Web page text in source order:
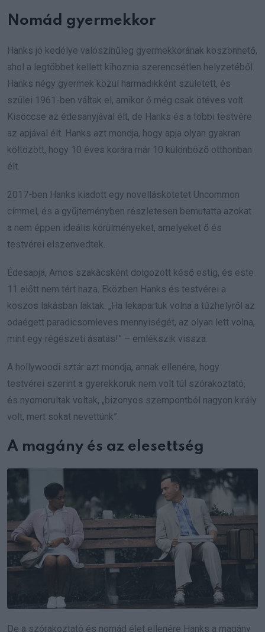
Nomád gyermekkor
Hanks jó kedélye valószínűleg gyermekkorának köszönhető,
ahol a legtöbbet kellett kihoznia szerencsétlen helyzetéből.
Hanks négy gyermek közül harmadikként született, és
szülei 1961-ben váltak el, amikor ő még csak ötéves volt.
Kisöccse az édesanyjával élt, de Hanks és a többi testvére
az apjával élt. Hanks azt mondja, hogy apja olyan gyakran
költözött, hogy 10 éves korára már 10 különböző otthonban
élt.
2017-ben Hanks kiadott egy novelláskötetet Uncommon
címmel, és a gyűjteményben részletesen bemutatta azokat
a nem éppen ideális körülményeket, amelyeket ő és
testvérei elszenvedtek.
Édesapja, Amos szakácsként dolgozott késő estig, és este
11 előtt nem tért haza. Eközben Hanks és testvérei a
koszos lakásban laktak. „Ha lekapartuk volna a tűzhelyről az
odaégett paradicsomleves mennyiségét, az olyan lett volna,
mint egy régészeti ásatás!” – emlékszik vissza.
A hollywoodi sztár azt mondja, annak ellenére, hogy
testvérei szerint a gyerekkoruk nem volt túl szórakoztató,
és nyomorultak voltak, „bizonyos szempontból nagyon király
volt, mert sokat nevettünk”.
A magány és az elesettség
De a szórakoztató és nomád élet ellenére Hanks a magány